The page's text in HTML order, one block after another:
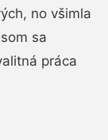
no všimla
sa
práca